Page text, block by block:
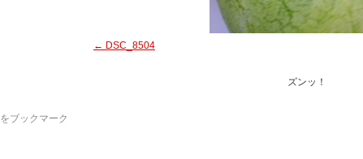
DSC_8504
ズンッ！
をブックマーク